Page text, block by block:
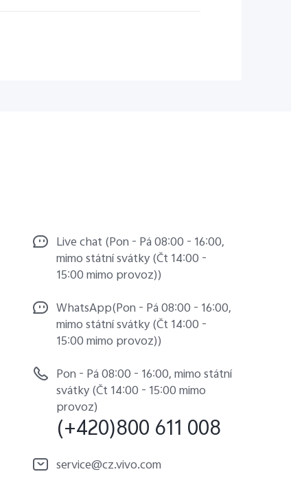
Live chat (Pon - Pá 08:00 - 16:00,
mimo státní svátky (Čt 14:00 -
15:00 mimo provoz))
WhatsApp(Pon - Pá 08:00 - 16:00,
mimo státní svátky (Čt 14:00 -
15:00 mimo provoz))
Pon - Pá 08:00 - 16:00, mimo státní
svátky (Čt 14:00 - 15:00 mimo
provoz)
(+420)800 611 008
service@cz.vivo.com